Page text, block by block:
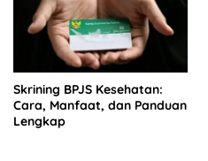
Skrining BPJS Kesehatan:
Cara, Manfaat, dan Panduan
Lengkap